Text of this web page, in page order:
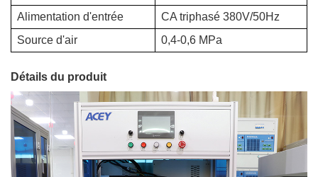
Alimentation d'entrée
CA triphasé 380V/50Hz
Source d'air
0,4-0,6 MPa
Détails du produit